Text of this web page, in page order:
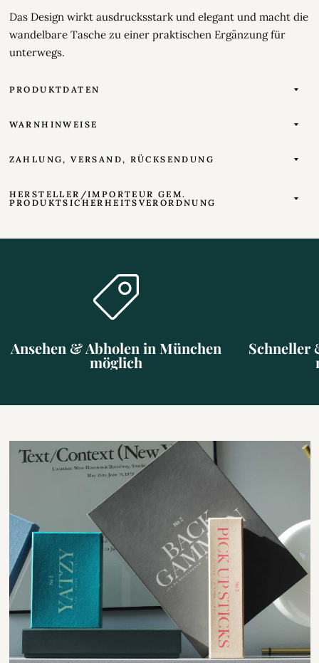
Das Design wirkt ausdrucksstark und elegant und macht die
wandelbare Tasche zu einer praktischen Ergänzung für
unterwegs.
PRODUKTDATEN
WARNHINWEISE
ZAHLUNG, VERSAND, RÜCKSENDUNG
HERSTELLER/IMPORTEUR GEM.
PRODUKTSICHERHEITSVERORDNUNG
Ansehen & Abholen in München
möglich
Schneller